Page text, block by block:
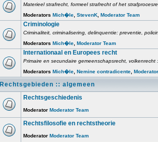
Materieel strafrecht, formeel strafrecht of het
Moderators Mich�le StevenK Moderator Team
Criminologie
Criminaliteit, criminalisering, delinquentie: preventie,
Moderators Mich�le Moderator Team
Internationaal en Europees recht
Primaire en secundaire gemeenschapsrecht,
Moderators Mich�le Nemine contradicente
Rechtsgebieden :: algemeen
Rechtsgeschiedenis
Moderator Moderator Team
Rechtsfilosofie en rechtstheorie
Moderator Moderator Team